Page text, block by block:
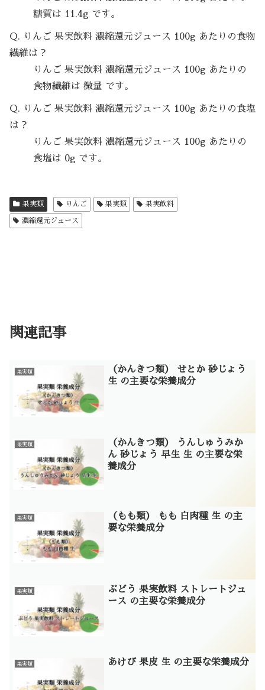
糖質は 11.4g です。
Q. りんご 果実飲料 濃縮還元ジュース 100g あたりの食物
繊維は？
りんご 果実飲料 濃縮還元ジュース 100g あたりの
食物繊維は 微量 です。
Q. りんご 果実飲料 濃縮還元ジュース 100g あたりの食塩
は？
りんご 果実飲料 濃縮還元ジュース 100g あたりの
食塩は 0g です。
果実類 りんご 果実類 果実飲料
濃縮還元ジュース
関連記事
果実類
（かんきつ類） せとか 砂じょう
生 の主要な栄養成分
果実類
（かんきつ類） うんしゅうみか
ん 砂じょう 早生 生 の主要な栄
養成分
果実類
（もも類） もも 白肉種 生 の主
要な栄養成分
果実類
ぶどう 果実飲料 ストレートジュ
ース の主要な栄養成分
果実類 あけび 果皮 生 の主要な栄養成分